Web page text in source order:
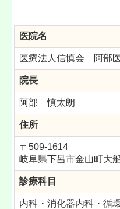
医院名
医療法人信慎会 阿部
院長
阿部 慎太朗
住所
〒509-1614
岐阜県下呂市金山町大
診療科目
内科・消化器内科・循